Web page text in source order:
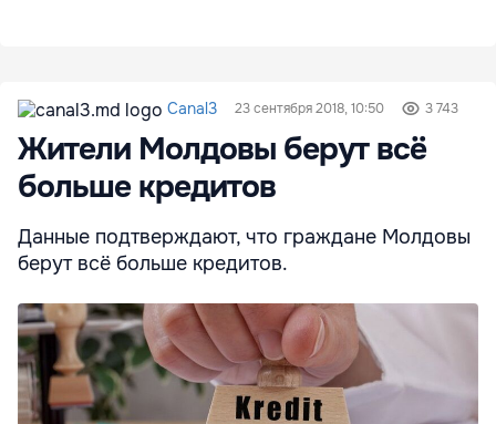
Canal3 23 сентября 2018, 10:50 3 743
Жители Молдовы берут всё
больше кредитов
Данные подтверждают, что граждане Молдовы
берут всё больше кредитов.